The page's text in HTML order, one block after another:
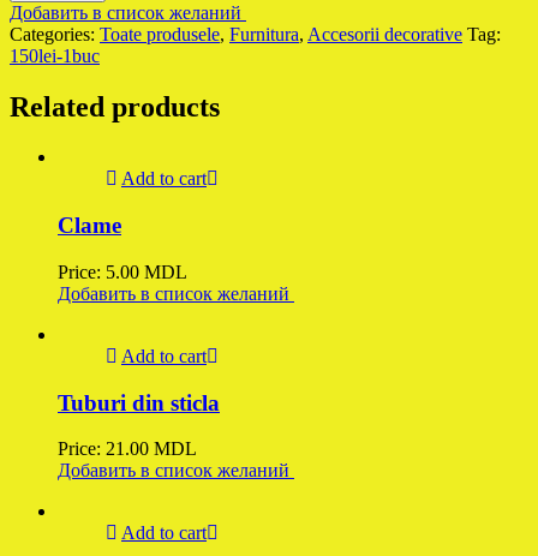
Добавить в список желаний
Categories: Toate produsele, Furnitura, Accesorii decorative Tag:
150lei-1buc
Related products
Add to cart
Clame
Price: 5.00 MDL
Добавить в список желаний
Add to cart
Tuburi din sticla
Price: 21.00 MDL
Добавить в список желаний
Add to cart